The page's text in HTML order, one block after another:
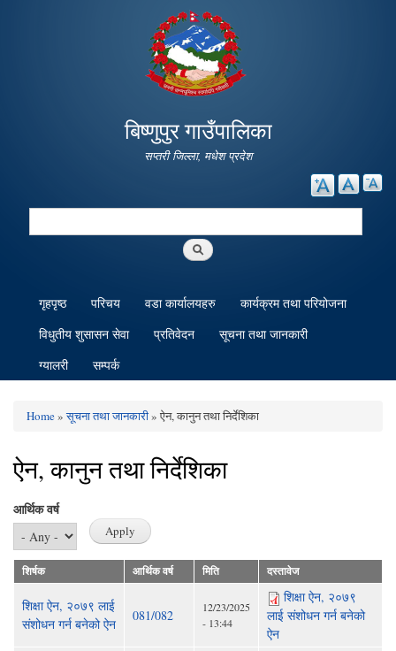
main
content
बिष्णुपुर गाउँपालिका
सप्तरी जिल्ला, मधेश प्रदेश
Search
गृहपृष्ठ परिचय वडा कार्यालयहरु
कार्यक्रम तथा परियोजना
विधुतीय शुसासन सेवा
प्रतिवेदन
सूचना तथा जानकारी
ग्यालरी
सम्पर्क
You are here
Home»सूचना तथा जानकारी» ऐन, कानुन तथा निर्देशिका
ऐन, कानुन तथा निर्देशिका
आर्थिक वर्ष
शिर्षक आर्थिक वर्ष मिति दस्तावेज
शिक्षा ऐन, २०७९ लाई
संशोधन गर्न बनेको ऐन
081/082
12/23/2025
- 13:44
शिक्षा ऐन, २०७९
लाई संशोधन गर्न बनेको
ऐन